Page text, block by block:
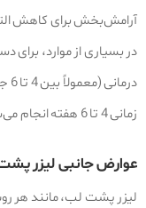
آرامش‌بخش برای کاهش
در بسیاری از موارد، برای
زمانی 4 تا 6 هفته انجام می‌شوند.
عوارض جانبی لیزر
لیزر پشت لب، مانند هر